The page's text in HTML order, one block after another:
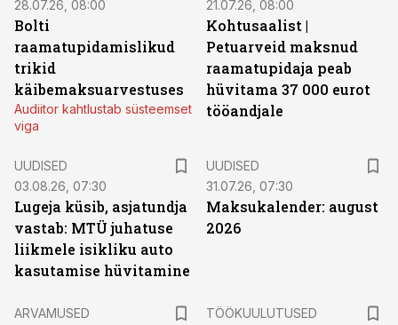
28.07.26, 08:00
Bolti
raamatupidamislikud
trikid
käibemaksuarvestuses
Audiitor kahtlustab süsteemset
viga
21.07.26, 08:00
Kohtusaalist |
Petuarveid maksnud
raamatupidaja peab
hüvitama 37 000 eurot
tööandjale
UUDISED
03.08.26, 07:30
Lugeja küsib, asjatundja
vastab: MTÜ juhatuse
liikmele isikliku auto
kasutamise hüvitamine
UUDISED
31.07.26, 07:30
Maksukalender: august
2026
ARVAMUSED
TÖÖKUULUTUSED